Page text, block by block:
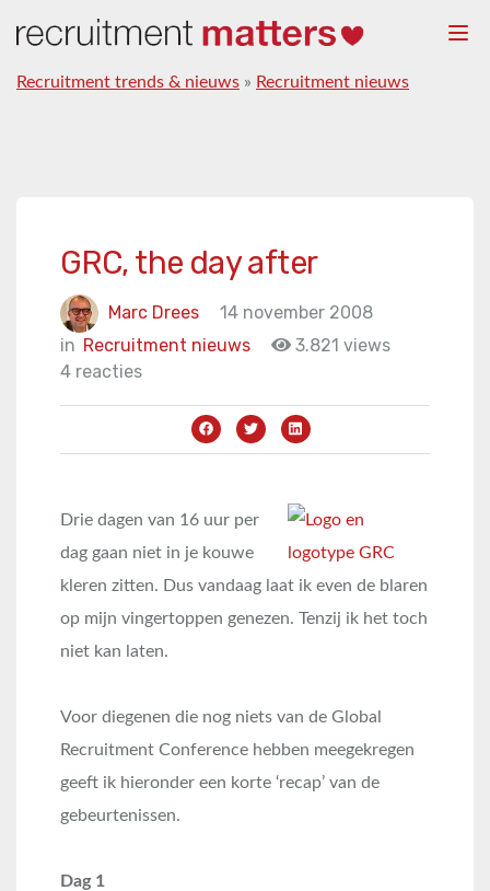
Recruitment trends & nieuws » Recruitment nieuws
GRC, the day after
Marc Drees
14 november 2008
in Recruitment nieuws
3.821 views
4 reacties
Drie dagen van 16 uur per
dag gaan niet in je kouwe
kleren zitten. Dus vandaag laat ik even de blaren
op mijn vingertoppen genezen. Tenzij ik het toch
niet kan laten.
Voor diegenen die nog niets van de Global
Recruitment Conference hebben meegekregen
geeft ik hieronder een korte ‘recap’ van de
gebeurtenissen.
Dag 1